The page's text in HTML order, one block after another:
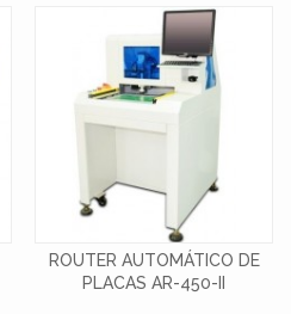
ROUTER AUTOMÁTICO DE
PLACAS AR-450-II